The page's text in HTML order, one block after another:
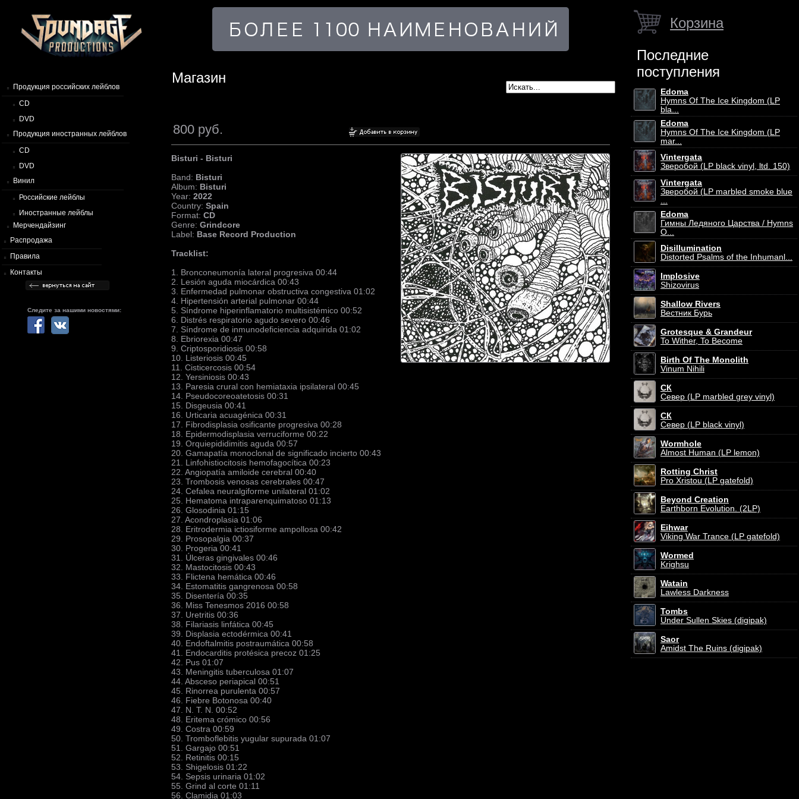
Продукция российских лейблов
CD
DVD
Продукция иностранных лейблов
CD
DVD
Винил
Российские лейблы
Иностранные лейблы
Мерчендайзинг
Распродажа
Правила
Контакты
Следите за нашими новостями:
Магазин
800 руб.
Bisturi - Bisturi
Band: Bisturi
Album: Bisturi
Year: 2022
Country: Spain
Format: CD
Genre: Grindcore
Label: Base Record Production
Tracklist:
1. Bronconeumonía lateral progresiva 00:44
2. Lesión aguda miocárdica 00:43
3. Enfermedad pulmonar obstructiva congestiva 01:02
4. Hipertensión arterial pulmonar 00:44
5. Síndrome hiperinflamatorio multisistémico 00:52
6. Distrés respiratorio agudo severo 00:46
7. Síndrome de inmunodeficiencia adquirida 01:02
8. Ebriorexia 00:47
9. Criptosporidiosis 00:58
10. Listeriosis 00:45
11. Cisticercosis 00:54
12. Yersiniosis 00:43
13. Paresia crural con hemiataxia ipsilateral 00:45
14. Pseudocoreoatetosis 00:31
15. Disgeusia 00:41
16. Urticaria acuagénica 00:31
17. Fibrodisplasia osificante progresiva 00:28
18. Epidermodisplasia verruciforme 00:22
19. Orquiepididimitis aguda 00:57
20. Gamapatía monoclonal de significado incierto 00:43
21. Linfohistiocitosis hemofagocítica 00:23
22. Angiopatía amiloide cerebral 00:40
23. Trombosis venosas cerebrales 00:47
24. Cefalea neuralgiforme unilateral 01:02
25. Hematoma intraparenquimatoso 01:13
26. Glosodinia 01:15
27. Acondroplasia 01:06
28. Eritrodermia ictiosiforme ampollosa 00:42
29. Prosopalgia 00:37
30. Progeria 00:41
31. Úlceras gingivales 00:46
32. Mastocitosis 00:43
33. Flictena hemática 00:46
34. Estomatitis gangrenosa 00:58
35. Disentería 00:35
36. Miss Tenesmos 2016 00:58
37. Uretritis 00:36
38. Filariasis linfática 00:45
39. Displasia ectodérmica 00:41
40. Endoftalmitis postraumática 00:58
41. Endocarditis protésica precoz 01:25
42. Pus 01:07
43. Meningitis tuberculosa 01:07
44. Absceso periapical 00:51
45. Rinorrea purulenta 00:57
46. Fiebre Botonosa 00:40
47. N. T. N. 00:52
48. Eritema crómico 00:56
49. Costra 00:59
50. Tromboflebitis yugular supurada 01:07
51. Gargajo 00:51
52. Retinitis 00:15
53. Shigelosis 01:22
54. Sepsis urinaria 01:02
55. Grind al corte 01:11
56. Clamidia 01:03
Корзина
Последние
поступления
Edoma
Hymns Of The Ice Kingdom (LP
bla...
Edoma
Hymns Of The Ice Kingdom (LP
mar...
Vintergata
Зверобой (LP black vinyl, ltd. 150)
Vintergata
Зверобой (LP marbled smoke blue
...
Edoma
Гимны Ледяного Царства / Hymns
O...
Disillumination
Distorted Psalms of the Inhumanl...
Implosive
Shizovirus
Shallow Rivers
Вестник Бурь
Grotesque & Grandeur
To Wither, To Become
Birth Of The Monolith
Vinum Nihili
СК
Север (LP marbled grey vinyl)
СК
Север (LP black vinyl)
Wormhole
Almost Human (LP lemon)
Rotting Christ
Pro Xristou (LP gatefold)
Beyond Creation
Earthborn Evolution. (2LP)
Eihwar
Viking War Trance (LP gatefold)
Wormed
Krighsu
Watain
Lawless Darkness
Tombs
Under Sullen Skies (digipak)
Saor
Amidst The Ruins (digipak)